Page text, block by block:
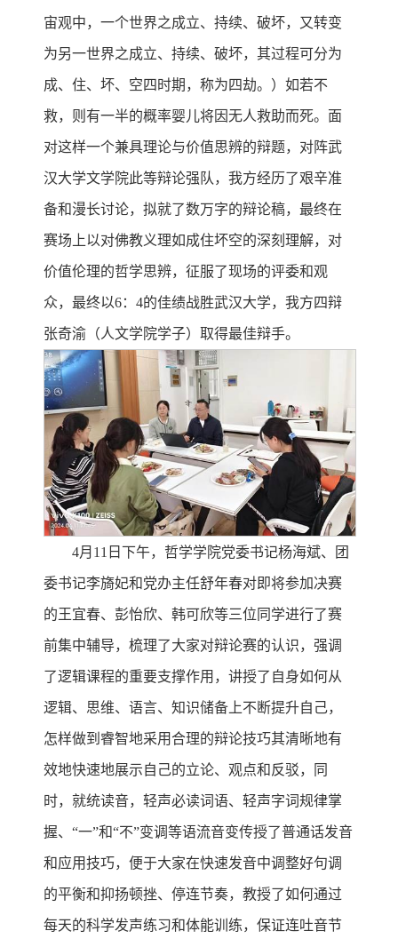
宙观中，一个世界之成立、持续、破坏，又转变
为另一世界之成立、持续、破坏，其过程可分为
成、住、坏、空四时期，称为四劫。）如若不
救，则有一半的概率婴儿将因无人救助而死。面
对这样一个兼具理论与价值思辨的辩题，对阵武
汉大学文学院此等辩论强队，我方经历了艰辛准
备和漫长讨论，拟就了数万字的辩论稿，最终在
赛场上以对佛教义理如成住坏空的深刻理解，对
价值伦理的哲学思辨，征服了现场的评委和观
众，最终以6：4的佳绩战胜武汉大学，我方四辩
张奇渝（人文学院学子）取得最佳辩手。
4月11日下午，哲学学院党委书记杨海斌、团
委书记李旖妃和党办主任舒年春对即将参加决赛
的王宜春、彭怡欣、韩可欣等三位同学进行了赛
前集中辅导，梳理了大家对辩论赛的认识，强调
了逻辑课程的重要支撑作用，讲授了自身如何从
逻辑、思维、语言、知识储备上不断提升自己，
怎样做到睿智地采用合理的辩论技巧其清晰地有
效地快速地展示自己的立论、观点和反驳，同
时，就统读音，轻声必读词语、轻声字词规律掌
握、“一”和“不”变调等语流音变传授了普通话发音
和应用技巧，便于大家在快速发音中调整好句调
的平衡和抑扬顿挫、停连节奏，教授了如何通过
每天的科学发声练习和体能训练，保证连吐音节